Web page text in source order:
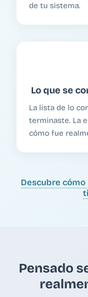
de tu sistema.
Lo que se
La lista de lo
terminaste. La
cómo fue
Descubre
Pensado